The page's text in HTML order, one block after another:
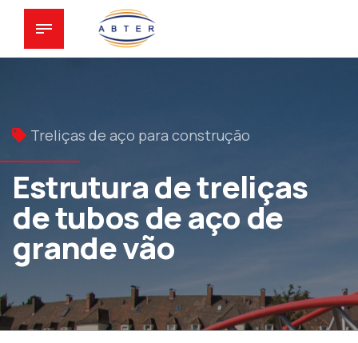
Treliças de aço para construção
Estrutura de treliças
de tubos de aço de
grande vão